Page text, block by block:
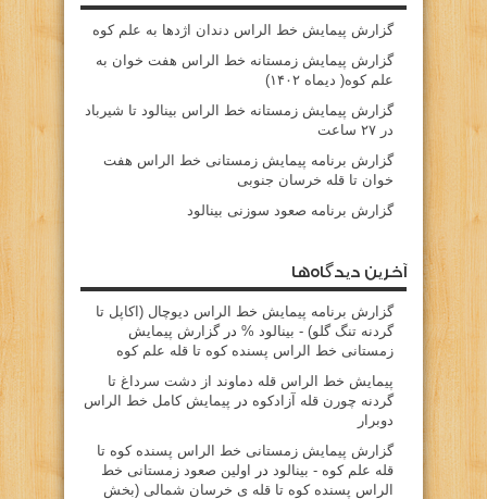
گزارش پیمایش خط الراس دندان اژدها به علم کوه
گزارش پیمایش زمستانه خط الراس هفت خوان به
علم کوه( دیماه ۱۴۰۲)
گزارش پیمایش زمستانه خط الراس بینالود تا شیرباد
در ۲۷ ساعت
گزارش برنامه پیمایش زمستانی خط الراس هفت
خوان تا قله خرسان جنوبی
گزارش برنامه صعود سوزنی بینالود
آخرین دیدگاه‌ها
گزارش برنامه پيمايش خط الراس ديوچال (اكاپل تا
گردنه تنگ گلو) - بينالود % درگزارش پیمایش
زمستانی خط الراس پسنده کوه تا قله علم کوه
پيمايش خط الراس قله دماوند از دشت سرداغ تا
گردنه چورن قله آزادكوه در پیمایش کامل خط الراس
دوبرار
گزارش پیمایش زمستانی خط الراس پسنده کوه تا
قله علم کوه - بينالود در
اولین صعود زمستانی خط
الراس پسنده کوه تا قله ی خرسان شمالی (بخش